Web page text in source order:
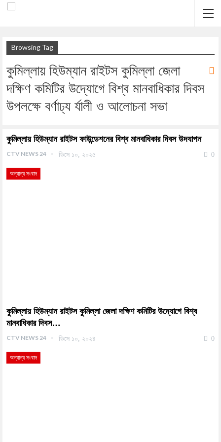
Browsing Tag
কুমিল্লায় হিউম্যান রাইটস কুমিল্লা জেলা
দক্ষিণ কমিটির উদ্যোগে বিশ্ব মানবাধিকার দিবস
উপলক্ষে বর্ণাঢ্য র্যালী ও আলোচনা সভা
কুমিল্লায় হিউম্যান রাইটস ফাউন্ডেশনের বিশ্ব মানবাধিকার দিবস উদযাপন
CTV NEWS 24 ডিসে ১০, ২০২৫ 0
অন্যান্য সংবাদ
কুমিল্লায় হিউম্যান রাইটস কুমিল্লা জেলা দক্ষিণ কমিটির উদ্যোগে বিশ্ব
মানবাধিকার দিবস…
CTV NEWS 24 ডিসে ১০, ২০২৪ 0
অন্যান্য সংবাদ